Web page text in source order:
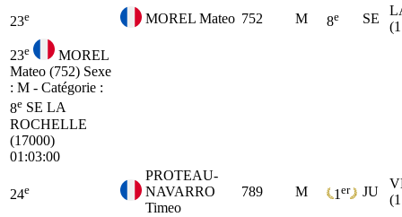
23e MOREL Mateo 752 M 8e SE
23e
MOREL
Mateo (752) Sexe
: M - Catégorie :
8e SE LA
ROCHELLE
(17000)
01:03:00
24e
PROTEAU-
NAVARRO
Timeo
789 M 1 er JU